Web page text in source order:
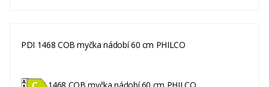
PDI 1468 COB myčka nádobí 60 cm PHILCO